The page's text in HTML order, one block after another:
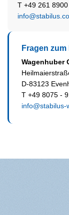
T +49 261
Fragen
Wagenhuber
D-83123
T +49 8075 -